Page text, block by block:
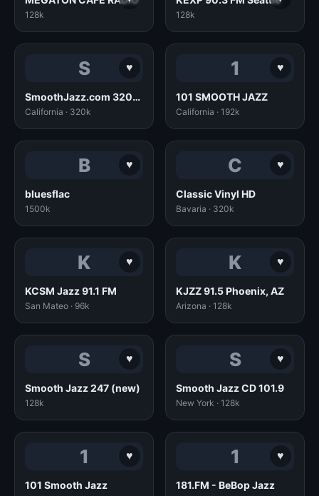
128k 128k
♥
S
SmoothJazz.com 320k mp3
California · 320k
♥
1
101 SMOOTH JAZZ
California · 192k
♥
B
bluesflac
1500k
♥
C
Classic Vinyl HD
Bavaria · 320k
♥
K
KCSM Jazz 91.1 FM
San Mateo · 96k
♥
K
KJZZ 91.5 Phoenix, AZ
Arizona · 128k
♥
S
Smooth Jazz 247 (new)
128k
♥
S
Smooth Jazz CD 101.9
New York · 128k
♥
1
101 Smooth Jazz
♥
1
181.FM - BeBop Jazz